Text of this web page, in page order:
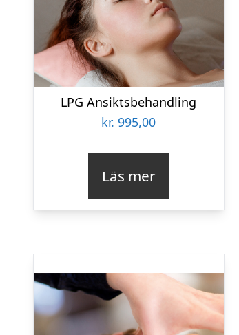
LPG Ansiktsbehandling
kr. 995,00
Läs mer